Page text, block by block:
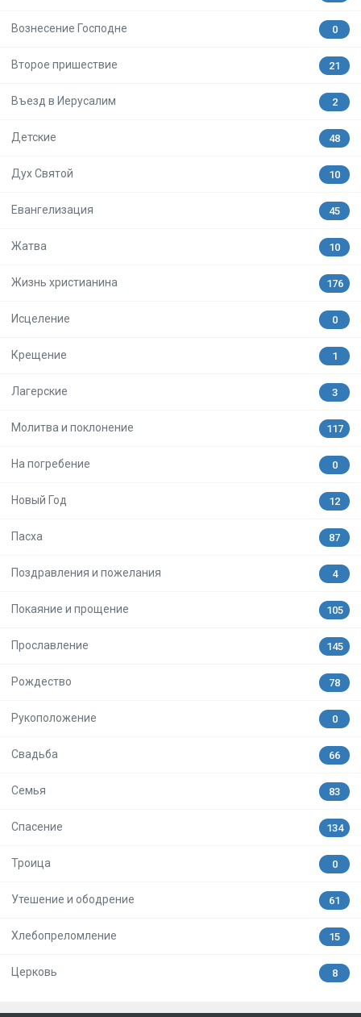
Вознесение Господне 0
Второе пришествие 21
Въезд в Иерусалим 2
Детские 48
Дух Святой 10
Евангелизация 45
Жатва 10
Жизнь христианина 176
Исцеление 0
Крещение 1
Лагерские 3
Молитва и поклонение 117
На погребение 0
Новый Год 12
Пасха 87
Поздравления и пожелания 4
Покаяние и прощение 105
Прославление 145
Рождество 78
Рукоположение 0
Свадьба 66
Семья 83
Спасение 134
Троица 0
Утешение и ободрение 61
Хлебопреломление 15
Церковь 8